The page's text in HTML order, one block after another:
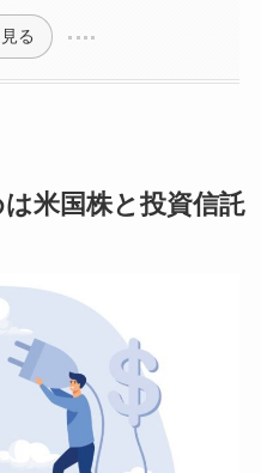
る
米国株と投資信託